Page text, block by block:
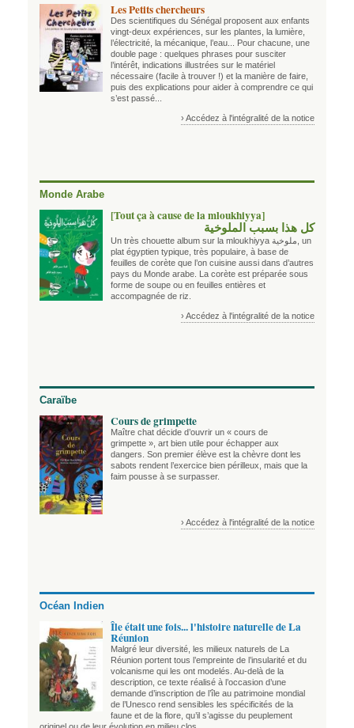
Les Petits chercheurs
Des scientifiques du Sénégal proposent aux enfants
vingt-deux expériences, sur les plantes, la lumière,
l’électricité, la mécanique, l’eau... Pour chacune, une
double page : quelques phrases pour susciter
l’intérêt, indications illustrées sur le matériel
nécessaire (facile à trouver !) et la manière de faire,
puis des explications pour aider à comprendre ce qui
s’est passé...
› Accédez à l'intégralité de la notice
Monde Arabe
[Tout ça à cause de la mloukhiyya]
كل هذا بسبب الملوخية
Un très chouette album sur la mloukhiyya ملوخية, un
plat égyptien typique, très populaire, à base de
feuilles de corète que l’on cuisine aussi dans d’autres
pays du Monde arabe. La corète est préparée sous
forme de soupe ou en feuilles entières et
accompagnée de riz.
› Accédez à l'intégralité de la notice
Caraïbe
Cours de grimpette
Maître chat décide d’ouvrir un « cours de
grimpette », art bien utile pour échapper aux
dangers. Son premier élève est la chèvre dont les
sabots rendent l’exercice bien périlleux, mais que la
faim pousse à se surpasser.
› Accédez à l'intégralité de la notice
Océan Indien
Île était une fois... l'histoire naturelle de La
Réunion
Malgré leur diversité, les milieux naturels de La
Réunion portent tous l’empreinte de l’insularité et du
volcanisme qui les ont modelés. Au-delà de la
description, ce texte réalisé à l’occasion d’une
demande d’inscription de l’île au patrimoine mondial
de l’Unesco rend sensibles les spécificités de la
faune et de la flore, qu’il s’agisse du peuplement